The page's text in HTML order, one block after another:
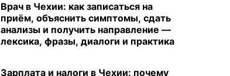
Врач в Чехии: как записаться на
приём, объяснить симптомы, сдать
анализы и получить направление —
лексика, фразы, диалоги и практика
Зарплата и налоги в Чехии: почему